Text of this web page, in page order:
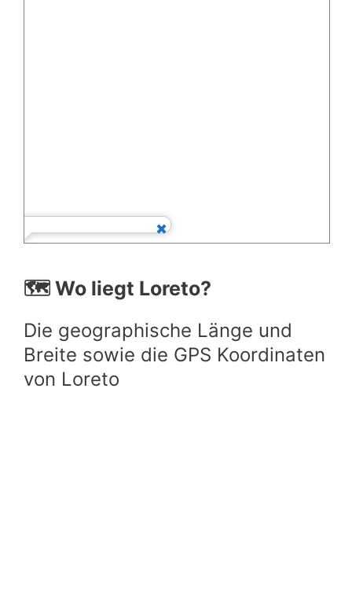
🗺️ Wo liegt Loreto?
Die geographische Länge und
Breite sowie die GPS Koordinaten
von Loreto